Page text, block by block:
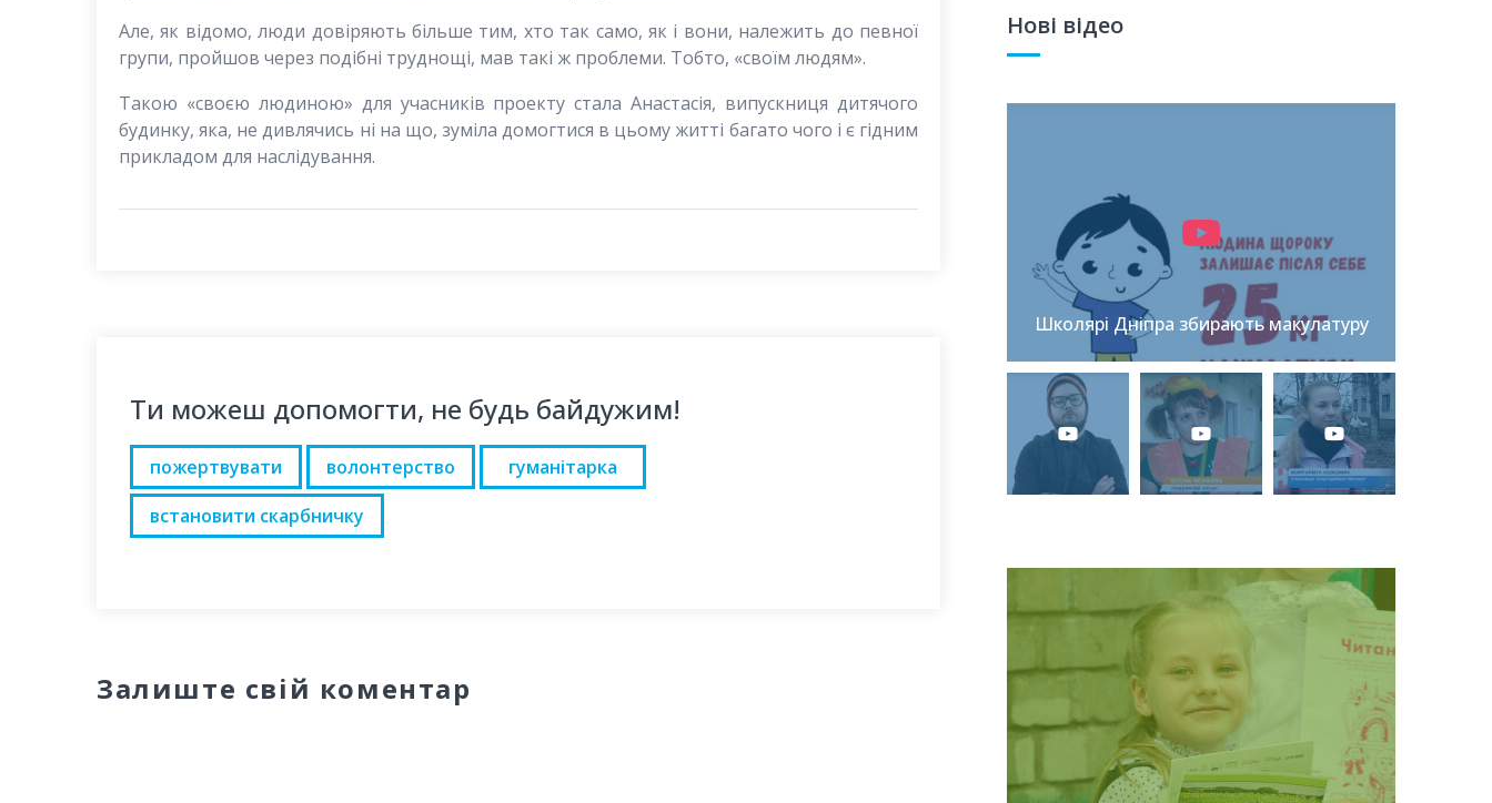
Але, як відомо, люди довіряють більше тим, хто так само, як і вони, належить до певної
групи, пройшов через подібні труднощі, мав такі ж проблеми. Тобто, «своїм людям».
Такою «своєю людиною» для учасників проекту стала Анастасія, випускниця дитячого
будинку, яка, не дивлячись ні на що, зуміла домогтися в цьому житті багато чого і є гідним
прикладом для наслідування.
Ти можеш допомогти, не будь байдужим!
пожертвувати волонтерство
гуманітарка
встановити скарбничку
Залиште свій коментар
Нові відео
Школярі Дніпра збирають макулатуру